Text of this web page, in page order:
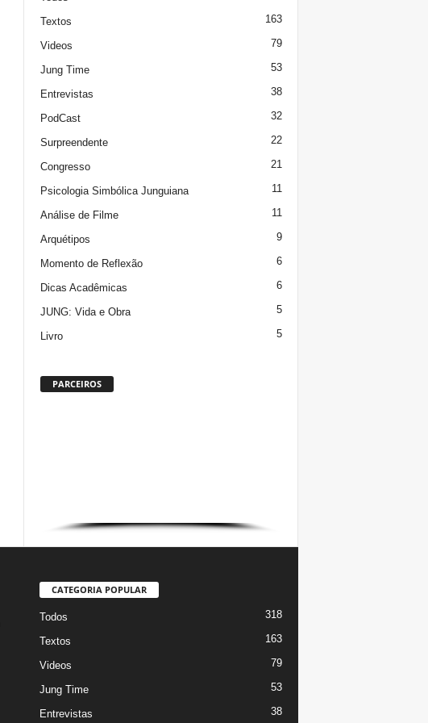
Textos 163
Videos 79
Jung Time 53
Entrevistas 38
PodCast 32
Surpreendente 22
Congresso 21
Psicologia Simbólica Junguiana 11
Análise de Filme 11
Arquétipos 9
Momento de Reflexão 6
Dicas Acadêmicas 6
JUNG: Vida e Obra 5
Livro 5
PARCEIROS
CATEGORIA POPULAR
Todos 318
Textos 163
Videos 79
Jung Time 53
Entrevistas 38